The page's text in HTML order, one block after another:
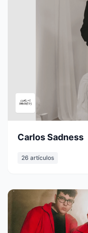
Carlos Sadness
26 artículos